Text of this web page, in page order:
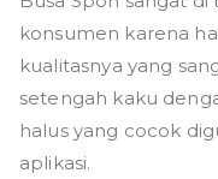
konsumen karena
kualitasnya yang
setengah kaku
halus yang cocok
aplikasi.